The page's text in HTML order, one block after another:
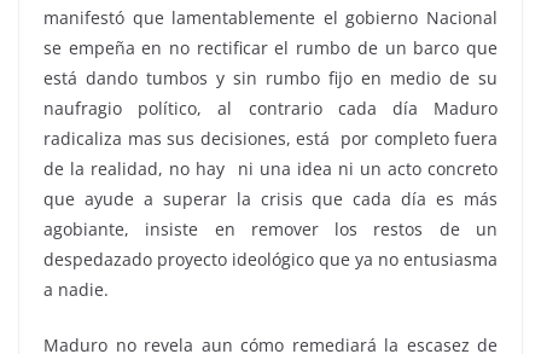
manifestó que lamentablemente el gobierno Nacional
se empeña en no rectificar el rumbo de un barco que
está dando tumbos y sin rumbo fijo en medio de su
naufragio político, al contrario cada día Maduro
radicaliza mas sus decisiones, está por completo fuera
de la realidad, no hay ni una idea ni un acto concreto
que ayude a superar la crisis que cada día es más
agobiante, insiste en remover los restos de un
despedazado proyecto ideológico que ya no entusiasma
a nadie.
Maduro no revela aun cómo remediará la escasez de